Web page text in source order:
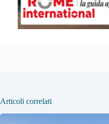
Articoli correlati